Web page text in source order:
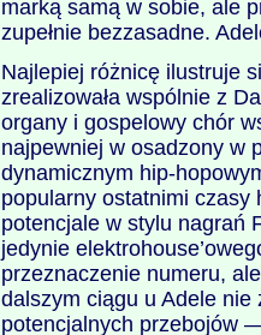
marką samą w sobie, ale
zupełnie bezzasadne.
Najlepiej różnicę ilustruje
zrealizowała wspólnie z
organy i gospelowy chór
najpewniej w osadzony w
dynamicznym hip-
popularny ostatnimi czasy
potencjale w stylu nagrań
jedynie
przeznaczenie numeru,
dalszym ciągu u Adele
potencjalnych przebojów